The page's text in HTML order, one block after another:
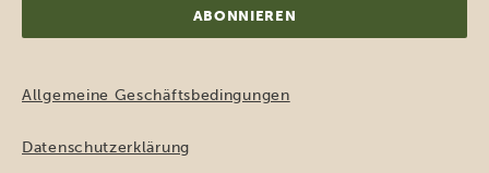
Allgemeine Geschäftsbedingungen
Datenschutzerklärung